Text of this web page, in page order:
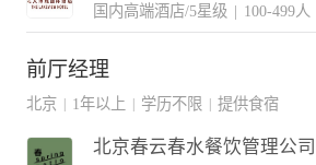
国内高端酒店/5星级 | 100-499人
前厅经理
北京 | 1年以上 | 学历不限 | 提供食宿
北京春云春水餐饮管理公司